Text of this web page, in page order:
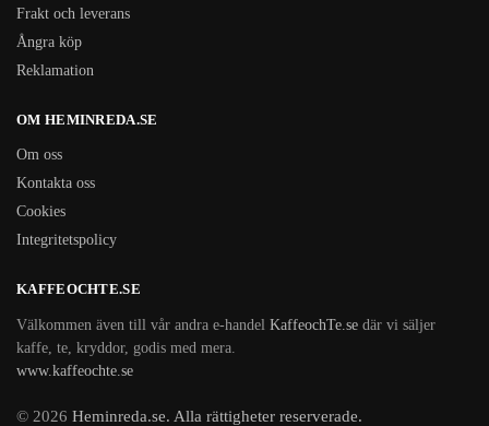
Frakt och leverans
Ångra köp
Reklamation
OM HEMINREDA.SE
Om oss
Kontakta oss
Cookies
Integritetspolicy
KAFFEOCHTE.SE
Välkommen även till vår andra e-handel KaffeochTe.se där vi säljer
kaffe, te, kryddor, godis med mera.
www.kaffeochte.se
© 2026 Heminreda.se. Alla rättigheter reserverade.